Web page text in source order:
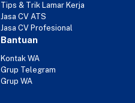
Tips & Trik Lamar Kerja
Jasa CV ATS
Jasa CV Profesional
Bantuan
Kontak WA
Grup Telegram
Grup WA